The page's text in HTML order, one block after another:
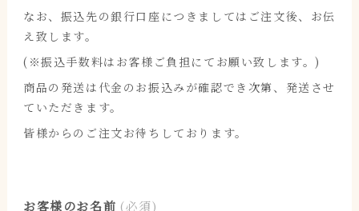
なお、振込先の銀行口座につきましてはご注文後、お伝
え致します。
(※振込手数料はお客様ご負担にてお願い致します。)
商品の発送は代金のお振込みが確認でき次第、発送させ
ていただきます。
皆様からのご注文お待ちしております。
お客様のお名前 (必須)